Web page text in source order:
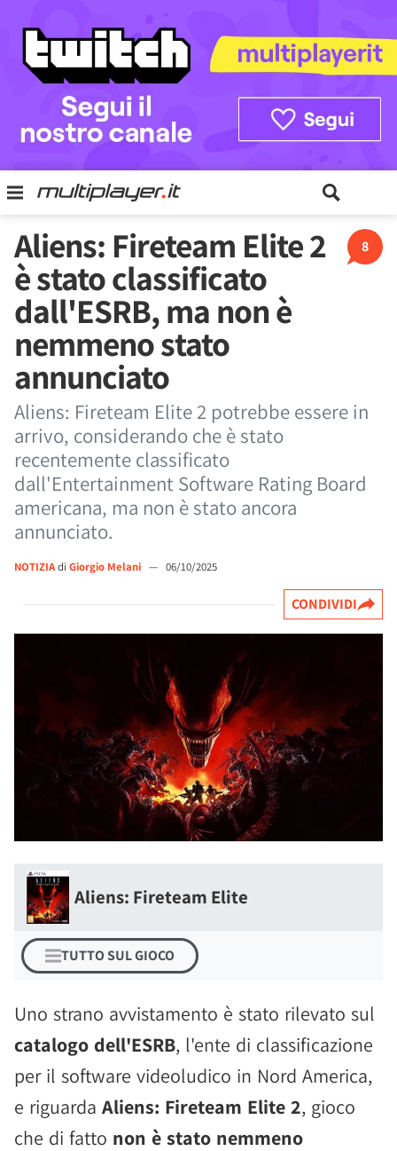
8
Aliens: Fireteam Elite 2
è stato classificato
dall'ESRB, ma non è
nemmeno stato
annunciato
Aliens: Fireteam Elite 2 potrebbe essere in
arrivo, considerando che è stato
recentemente classificato
dall'Entertainment Software Rating Board
americana, ma non è stato ancora
annunciato.
NOTIZIAdi Giorgio Melani — 06/10/2025
CONDIVIDI
Aliens: Fireteam Elite
TUTTO SUL GIOCO
Uno strano avvistamento è stato rilevato sul
catalogo dell'ESRB, l'ente di classificazione
per il software videoludico in Nord America,
e riguarda Aliens: Fireteam Elite 2, gioco
che di fatto non è stato nemmeno